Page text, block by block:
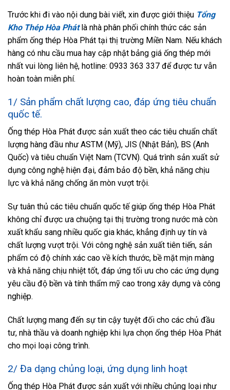
Trước khi đi vào nội dung bài viết, xin được giới thiệu Tổng
Kho Thép Hòa Phátlà nhà phân phối chính thức các sản
phẩm ống thép Hòa Phát tại thị trường Miền Nam. Nếu khách
hàng có nhu cầu mua hay cập nhật bảng giá ống thép mới
nhất vui lòng liên hệ, hotline: 0933 363 337 để được tư vẫn
hoàn toàn miễn phí.
1/ Sản phẩm chất lượng cao, đáp ứng tiêu chuẩn
quốc tế.
Ống thép Hòa Phát được sản xuất theo các tiêu chuẩn chất
lượng hàng đầu như ASTM (Mỹ), JIS (Nhật Bản), BS (Anh
Quốc) và tiêu chuẩn Việt Nam (TCVN). Quá trình sản xuất sử
dụng công nghệ hiện đại, đảm bảo độ bền, khả năng chịu
lực và khả năng chống ăn mòn vượt trội.
Sự tuân thủ các tiêu chuẩn quốc tế giúp ống thép Hòa Phát
không chỉ được ưa chuộng tại thị trường trong nước mà còn
xuất khẩu sang nhiều quốc gia khác, khẳng định uy tín và
chất lượng vượt trội. Với công nghệ sản xuất tiên tiến, sản
phẩm có độ chính xác cao về kích thước, bề mặt mịn màng
và khả năng chịu nhiệt tốt, đáp ứng tối ưu cho các ứng dụng
yêu cầu độ bền và tính thẩm mỹ cao trong xây dựng và công
nghiệp.
Chất lượng mang đến sự tin cậy tuyệt đối cho các chủ đầu
tư, nhà thầu và doanh nghiệp khi lựa chọn ống thép Hòa Phát
cho mọi loại công trình.
2/ Đa dạng chủng loại, ứng dụng linh hoạt
Ống thép Hòa Phát được sản xuất với nhiều chủng loại như